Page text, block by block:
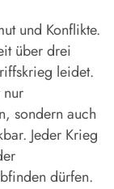
und Konflikte.
über drei
leidet.
sondern auch
Jeder Krieg
dürfen.